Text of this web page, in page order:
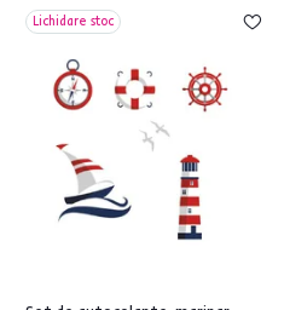
Lichidare stoc